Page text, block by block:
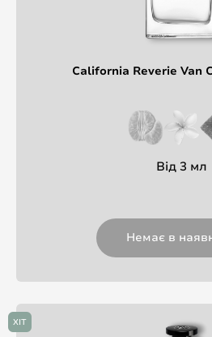
California Reverie Van
Від 3 мл
Немає в
ХІТ